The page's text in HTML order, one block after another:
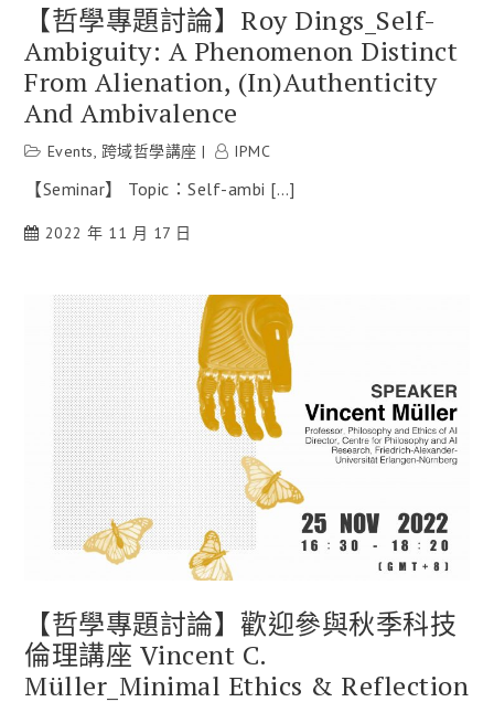
【哲學專題討論】Roy Dings_Self-
Ambiguity: A Phenomenon Distinct
From Alienation, (in)authenticity
And Ambivalence
Events 跨域哲學講座 IPMC
【Seminar】 Topic：Self-ambi […]
2022 年 11 月 17 日
【哲學專題討論】歡迎參與秋季科技
倫理講座 Vincent C.
Müller_Minimal Ethics & Reflection